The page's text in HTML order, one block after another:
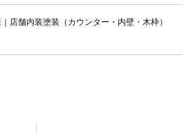
店舗内装塗装（カウンター・内壁・木枠）